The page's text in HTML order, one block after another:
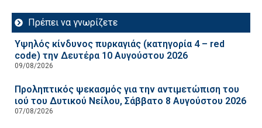
Πρέπει να γνωρίζετε
Υψηλός κίνδυνος πυρκαγιάς (κατηγορία 4 – red
code) την Δευτέρα 10 Αυγούστου 2026
09/08/2026
Προληπτικός ψεκασμός για την αντιμετώπιση του
ιού του Δυτικού Νείλου, Σάββατο 8 Αυγούστου 2026
07/08/2026